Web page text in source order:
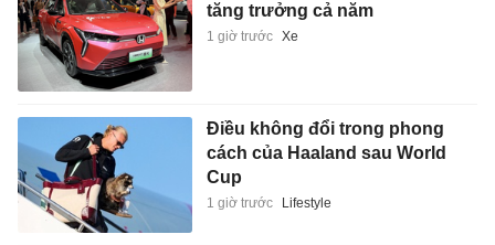
tăng trưởng cả năm
1 giờ trước Xe
Điều không đổi trong phong
cách của Haaland sau World
Cup
1 giờ trước Lifestyle